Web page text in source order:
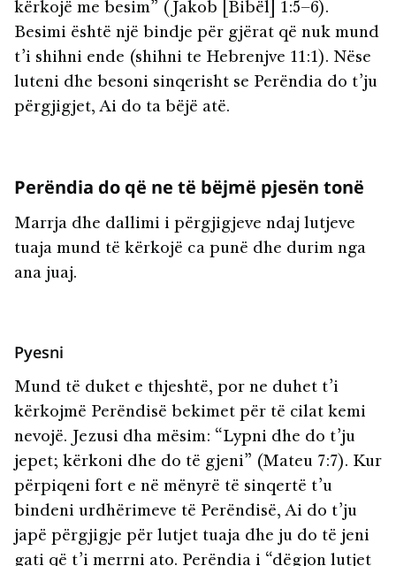
kërkojë me besim” (Jakob [Bibël] 1:5–6).
Besimi është një bindje për gjërat që nuk mund
t’i shihni ende (shihni te Hebrenjve 11:1). Nëse
luteni dhe besoni sinqerisht se Perëndia do t’ju
përgjigjet, Ai do ta bëjë atë.
Perëndia do që ne të bëjmë pjesën tonë
Marrja dhe dallimi i përgjigjeve ndaj lutjeve
tuaja mund të kërkojë ca punë dhe durim nga
ana juaj.
Pyesni
Mund të duket e thjeshtë, por ne duhet t’i
kërkojmë Perëndisë bekimet për të cilat kemi
nevojë. Jezusi dha mësim: “Lypni dhe do t’ju
jepet; kërkoni dhe do të gjeni” (Mateu 7:7). Kur
përpiqeni fort e në mënyrë të sinqertë t’u
bindeni urdhërimeve të Perëndisë, Ai do t’ju
japë përgjigje për lutjet tuaja dhe ju do të jeni
gati që t’i merrni ato. Perëndia i “dëgjon lutjet